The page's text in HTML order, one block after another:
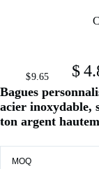
VQYSKO –
  $
  $
  9.65
Bagues
acier inoxydable,
ton argent
MOQ